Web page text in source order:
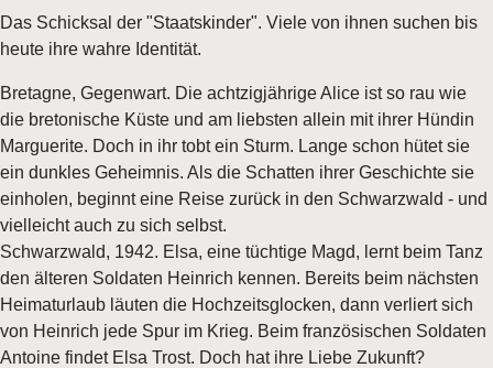
Das Schicksal der "Staatskinder". Viele von ihnen suchen bis
heute ihre wahre Identität.
Bretagne, Gegenwart. Die achtzigjährige Alice ist so rau wie
die bretonische Küste und am liebsten allein mit ihrer Hündin
Marguerite. Doch in ihr tobt ein Sturm. Lange schon hütet sie
ein dunkles Geheimnis. Als die Schatten ihrer Geschichte sie
einholen, beginnt eine Reise zurück in den Schwarzwald - und
vielleicht auch zu sich selbst.
Schwarzwald, 1942. Elsa, eine tüchtige Magd, lernt beim Tanz
den älteren Soldaten Heinrich kennen. Bereits beim nächsten
Heimaturlaub läuten die Hochzeitsglocken, dann verliert sich
von Heinrich jede Spur im Krieg. Beim französischen Soldaten
Antoine findet Elsa Trost. Doch hat ihre Liebe Zukunft?